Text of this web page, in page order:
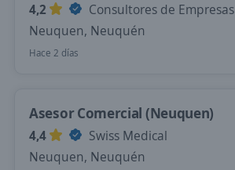
4,2
Consultores de Empresas
Neuquen, Neuquén
Hace 2 días
Asesor Comercial (Neuquen)
4,4
Swiss Medical
Neuquen, Neuquén